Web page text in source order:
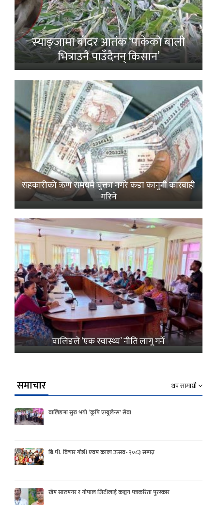
स्याङ्जामा बाँदर आतंक ‘पाकेको बाली
भित्राउनै पाउँदैनन् किसान’
सहकारीको ऋण समयमै चुक्ता नगरे कडा कानुनी कारबाही
गरिने
वालिङले ‘एक स्वास्थ्य’ नीति लागू गर्ने
समाचार थप सामाग्री
वालिङमा सुरु भयो ‘कृषि एम्बुलेन्स’ सेवा
बि.पी. विचार गोष्ठी एवम काव्य उत्सव- २०८३ सम्पन्न
खेम सारुमगर र गोपाल जिटीलाई कञ्चन पत्रकरिता पुरस्कार